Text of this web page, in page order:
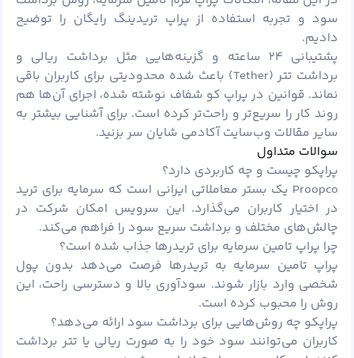
سود و تجربه استفاده از پراپ تریدینگ رایگان را توضیح
دادیم.
پشتیبانی ۲۴ ساعته و گزینه‌هایی مثل برداشت ریالی و
برداشت تتر (Tether) باعث شده محدودیتی برای کاربران باقی
نماند. قوانین در پراپ کو شفاف نوشته شده، اجرای آن‌ها هم
روند کار را سریع‌تر و راحت‌تر کرده است. برای آشنایی بیشتر به
سایر مقالات وب‌سایت آکادمی شایان سر بزنید.
سوالات متداول
پراپکو چیست و چه کاربردی دارد؟
Proopco یک بستر معاملاتی ایرانی است که سرمایه برای ترید
در اختیار کاربران می‌گذارد. این سرویس امکان شرکت در
چالش‌های مختلف و برداشت سریع سود را فراهم می‌کند.
چرا پراپ تامین سرمایه برای تریدرها جذاب شده است؟
پراپ تامین سرمایه به تریدرها فرصت می‌دهد بدون پول
شخصی وارد بازار شوند. سودآوری بالا و دسترسی راحت، این
روش را محبوب کرده است.
پراپکو چه روش‌هایی برای برداشت سود ارائه می‌دهد؟
کاربران می‌توانند سود خود را به صورت ریالی یا تتر برداشت